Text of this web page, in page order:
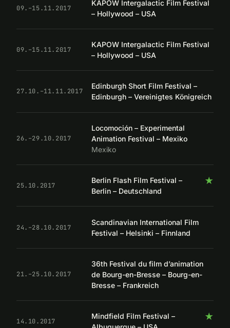
09.–15.11.2017
KAPOW Intergalactic Film Festival
– Hollywood – USA
09.–15.11.2017
KAPOW Intergalactic Film Festival
– Hollywood – USA
27.10.–11.11.2017
Edinburgh Short Film Festival –
Edinburgh – Vereinigtes Königreich
26.–29.10.2017
Locomoción – Experimental
Animation Festival – Mexiko
Mexiko
25.10.2017 ★
Berlin Flash Film Festival –
Berlin – Deutschland
24.–28.10.2017
Scandinavian International Film
Festival – Helsinki – Finnland
21.–25.10.2017
36th Festival du film d’animation
de Bourg-en-Bresse – Bourg-en-
Bresse – Frankreich
14.10.2017 ★
Mindfield Film Festival –